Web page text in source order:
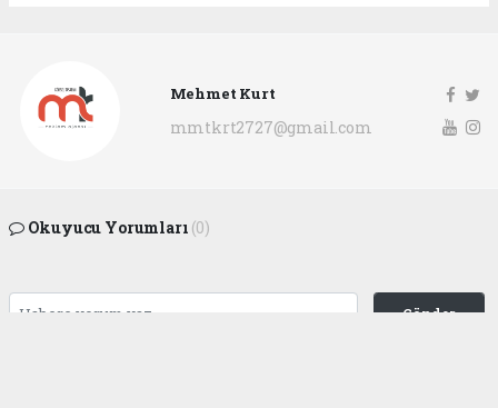
Mehmet Kurt
mmtkrt2727@gmail.com
Okuyucu Yorumları (0)
Gönder